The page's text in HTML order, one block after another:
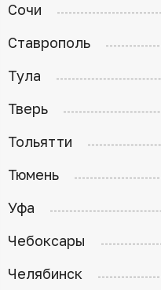
Сочи
Ставрополь
Тула
Тверь
Тольятти
Тюмень
Уфа
Чебоксары
Челябинск